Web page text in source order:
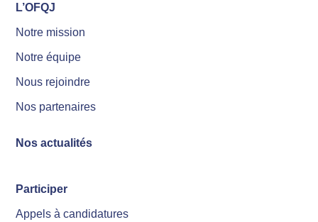
L’OFQJ
Notre mission
Notre équipe
Nous rejoindre
Nos partenaires
Nos actualités
Participer
Appels à candidatures